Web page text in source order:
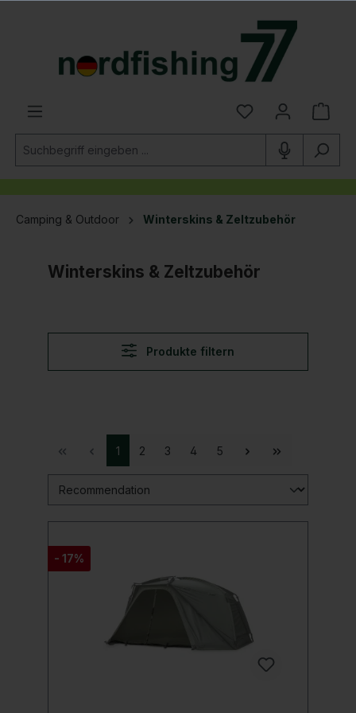
Camping & Outdoor Winterskins & Zeltzubehör
Winterskins & Zeltzubehör
Produkte filtern
1 2 3 4 5
- 17%